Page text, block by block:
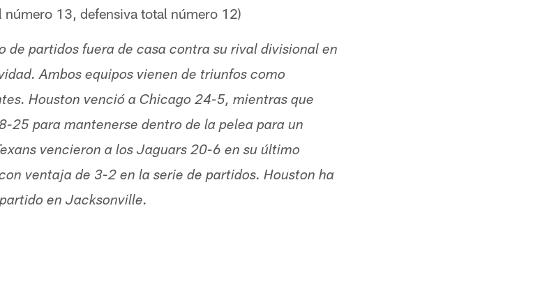
13, defensiva total número 12)
de partidos fuera de casa contra su rival divisional en
Ambos equipos vienen de triunfos como
Houston venció a Chicago 24-5, mientras que
25 para mantenerse dentro de la pelea para un
vencieron a los Jaguars 20-6 en su último
ventaja de 3-2 en la serie de partidos. Houston ha
en Jacksonville.